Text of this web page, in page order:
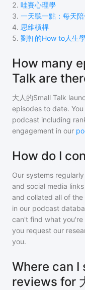
2. 哇賽心理學
3. 一天聽一點：每天
4. 思維槓桿
5. 劉軒的How to人生
How many
Talk are
大人的Small Talk
episodes to date.
podcast including
engagement in our
How do I
Our systems
and social media
and collated all of
in our podcast
can't find what you're
you request our
you.
Where can I
reviews for